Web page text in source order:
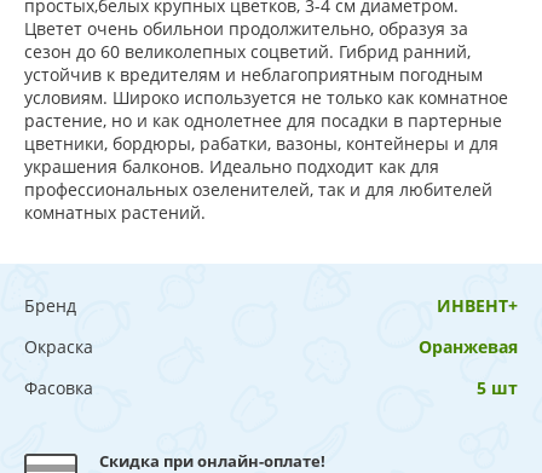
простых,белых крупных цветков, 3-4 см диаметром.
Цветет очень обильнои продолжительно, образуя за
сезон до 60 великолепных соцветий. Гибрид ранний,
устойчив к вредителям и неблагоприятным погодным
условиям. Широко используется не только как комнатное
растение, но и как однолетнее для посадки в партерные
цветники, бордюры, рабатки, вазоны, контейнеры и для
украшения балконов. Идеально подходит как для
профессиональных озеленителей, так и для любителей
комнатных растений.
Бренд
ИНВЕНТ+
Окраска
Оранжевая
Фасовка
5 шт
Скидка при онлайн-оплате!